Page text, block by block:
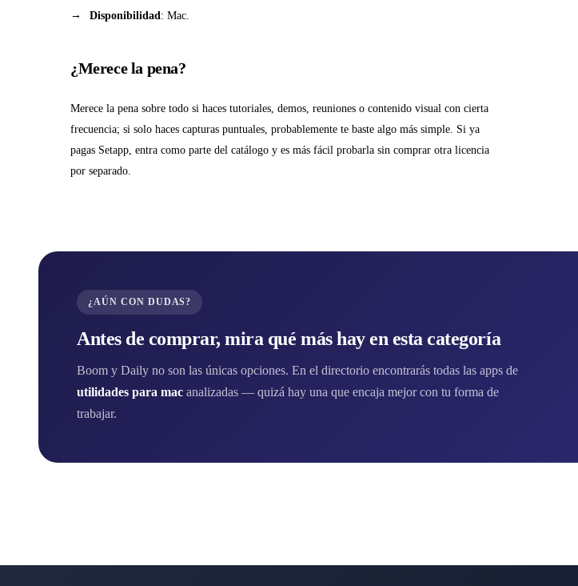
Disponibilidad: Mac.
¿Merece la pena?
Merece la pena sobre todo si haces tutoriales, demos, reuniones o contenido visual con cierta
frecuencia; si solo haces capturas puntuales, probablemente te baste algo más simple. Si ya
pagas Setapp, entra como parte del catálogo y es más fácil probarla sin comprar otra licencia
por separado.
¿AÚN CON DUDAS?
Antes de comprar, mira qué más hay en esta categoría
Boom y Daily no son las únicas opciones. En el directorio encontrarás todas las apps de
utilidades para mac analizadas — quizá hay una que encaja mejor con tu forma de
trabajar.